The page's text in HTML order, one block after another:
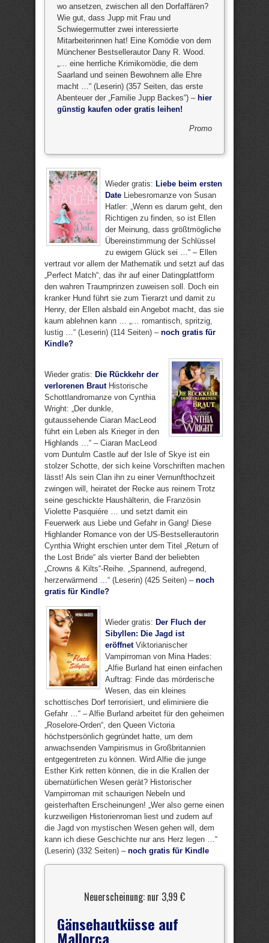
wo ansetzen, zwischen all den Dorfaffären?
Wie gut, dass Jupp mit Frau und
Schwiegermutter zwei interessierte
Mitarbeiterinnen hat! Eine Komödie von dem
Münchener Bestsellerautor Dany R. Wood.
„… eine herrliche Krimikomödie, die dem
Saarland und seinen Bewohnern alle Ehre
macht …“ (Leserin) (357 Seiten, das erste
Abenteuer der „Familie Jupp Backes“) – hier
günstig kaufen oder gratis leihen!
Promo
Wieder gratis: Liebe beim ersten
Date Liebesromanze von Susan
Hatler: „Wenn es darum geht, den
Richtigen zu finden, so ist Ellen
der Meinung, dass größtmögliche
Übereinstimmung der Schlüssel
zu ewigem Glück sei …“ – Ellen
vertraut vor allem der Mathematik und setzt auf das
„Perfect Match“, das ihr auf einer Datingplattform
den wahren Traumprinzen zuweisen soll. Doch ein
kranker Hund führt sie zum Tierarzt und damit zu
Henry, der Ellen alsbald ein Angebot macht, das sie
kaum ablehnen kann … „… romantisch, spritzig,
lustig …“ (Leserin) (114 Seiten) – noch gratis für
Kindle?
Wieder gratis: Die Rückkehr der
verlorenen BrautHistorische
Schottlandromanze von Cynthia
Wright: „Der dunkle,
gutaussehende Ciaran MacLeod
führt ein Leben als Krieger in den
Highlands …“ – Ciaran MacLeod
vom Duntulm Castle auf der Isle of Skye ist ein
stolzer Schotte, der sich keine Vorschriften machen
lässt! Als sein Clan ihn zu einer Vernunfthochzeit
zwingen will, heiratet der Recke aus reinem Trotz
seine geschickte Haushälterin, die Französin
Violette Pasquiére … und setzt damit ein
Feuerwerk aus Liebe und Gefahr in Gang! Diese
Highlander Romance von der US-Bestsellerautorin
Cynthia Wright erschien unter dem Titel „Return of
the Lost Bride“ als vierter Band der beliebten
„Crowns & Kilts“-Reihe. „Spannend, aufregend,
herzerwärmend …“ (Leserin) (425 Seiten) – noch
gratis für Kindle?
Wieder gratis: Der Fluch der
Sibyllen: Die Jagd ist
eröffnetViktorianischer
Vampirroman von Mina Hades:
„Alfie Burland hat einen einfachen
Auftrag: Finde das mörderische
Wesen, das ein kleines
schottisches Dorf terrorisiert, und eliminiere die
Gefahr …“ – Alfie Burland arbeitet für den geheimen
„Roselore-Orden“, den Queen Victoria
höchstpersönlich gegründet hatte, um dem
anwachsenden Vampirismus in Großbritannien
entgegentreten zu können. Wird Alfie die junge
Esther Kirk retten können, die in die Krallen der
übernatürlichen Wesen gerät? Historischer
Vampirroman mit schaurigen Nebeln und
geisterhaften Erscheinungen! „Wer also gerne einen
kurzweiligen Historienroman liest und zudem auf
die Jagd von mystischen Wesen gehen will, dem
kann ich diese Geschichte nur ans Herz legen …“
(Leserin) (332 Seiten) – noch gratis für Kindle
Neuerscheinung: nur 3,99 €
Gänsehautküsse auf
Mallorca